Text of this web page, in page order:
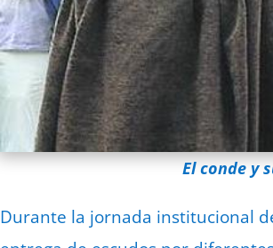
El conde y
Durante la jornada institucional